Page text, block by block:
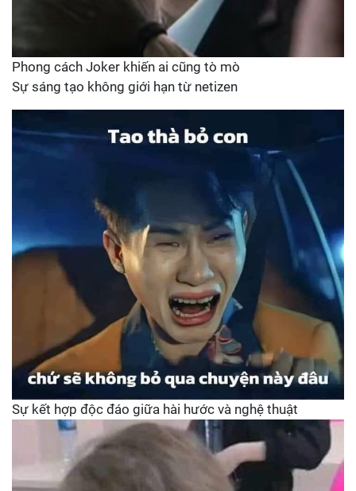
Phong cách Joker khiến ai cũng tò mò
Sự sáng tạo không giới hạn từ netizen
Sự kết hợp độc đáo giữa hài hước và nghệ thuật